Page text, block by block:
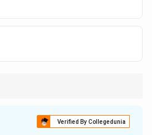
Verified By Collegedunia